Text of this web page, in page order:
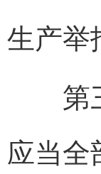
生产举
第
应当全